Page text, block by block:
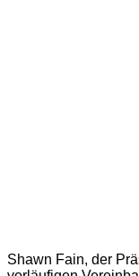
Shawn Fain, der